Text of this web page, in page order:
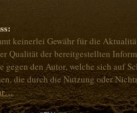
keinerlei Gewähr für die
Qualität der bereitgestellten
gegen den Autor, welche sich auf
die durch die Nutzung oder